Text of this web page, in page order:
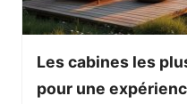
Les cabines les
pour une